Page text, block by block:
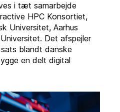
i tæt samarbejde
HPC Konsortiet,
Universitet, Aarhus
Det afspejler
blandt danske
en delt digital